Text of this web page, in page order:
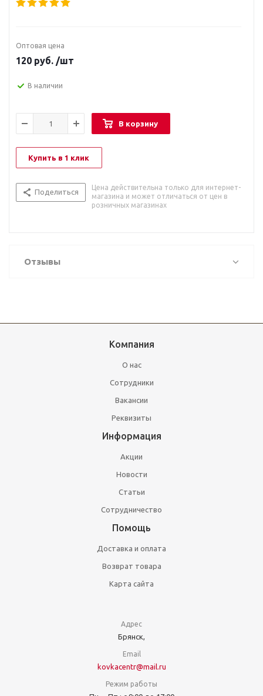
Оптовая цена
120 руб. /шт
В наличии
В корзину
Купить в 1 клик
Поделиться
Цена действительна только для интернет-
магазина и может отличаться от цен в
розничных магазинах
Отзывы
Компания
О нас
Сотрудники
Вакансии
Реквизиты
Информация
Акции
Новости
Статьи
Сотрудничество
Помощь
Доставка и оплата
Возврат товара
Карта сайта
Адрес
Брянск,
Email
kovkacentr@mail.ru
Режим работы